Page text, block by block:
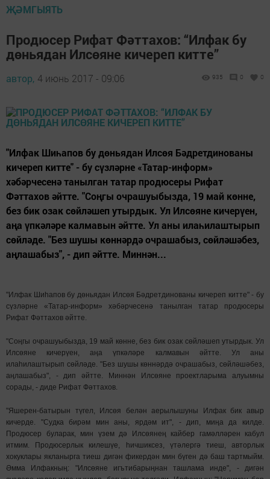
ҖӘМГЫЯТЬ
Продюсер Рифат Фәттахов: “Илфак бу
дөньядан Илсөяне кичереп китте”
автор, 4 июнь 2017 - 09:06 935 0 0
"Илфак Шиһапов бу дөньядан Илсөя Бәдретдинованы
кичереп китте" - бу сүзләрне «Татар-информ»
хәбәрчесенә танылган татар продюсеры Рифат
Фәттахов әйтте. "Соңгы очрашуыбызда, 19 май көнне,
без бик озак сөйләшеп утырдык. Ул Илсөяне кичерүен,
аңа үпкәләре калмавын әйтте. Ул аны илаһилаштырып
сөйләде. "Без шушы көннәрдә очрашабыз, сөйләшәбез,
аңлашабыз", - дип әйтте. Миннән...
"Илфак Шиһапов бу дөньядан Илсөя Бәдретдинованы кичереп китте" - бу
сүзләрне «Татар-информ» хәбәрчесенә танылган татар продюсеры
Рифат Фәттахов әйтте.
"Соңгы очрашуыбызда, 19 май көнне, без бик озак сөйләшеп утырдык. Ул
Илсөяне кичерүен, аңа үпкәләре калмавын әйтте. Ул аны
илаһилаштырып сөйләде. "Без шушы көннәрдә очрашабыз, сөйләшәбез,
аңлашабыз", - дип әйтте. Миннән Илсөяне проектларыма алуымны
сорады, - диде Рифат Фәттахов.
"Яшерен-батырын түгел, Илсөя белән аерылышуны Илфак бик авыр
кичерде. "Судка бирәм мин аны, ярдәм ит", - дип, миңа да килде.
Продюсер буларак, мин үзем дә Илсөянең кайбер гамәлләрен кабул
итмим. Продюсерлык килешүе, һичшиксез, үтәлергә тиеш, авторлык
хокуклары якланырга тиеш дигән фикердән мин бүген дә баш тартмыйм.
Әмма Илфакның: "Илсөяне игътибарыңнан ташлама инде", - дигән